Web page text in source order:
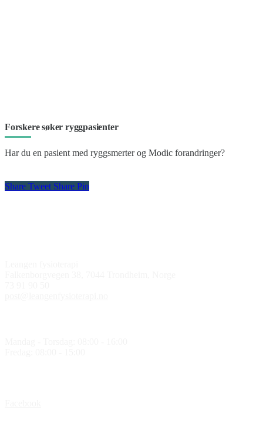
Forskere søker ryggpasienter
Har du en pasient med ryggsmerter og Modic forandringer?
Share Tweet Share Pin